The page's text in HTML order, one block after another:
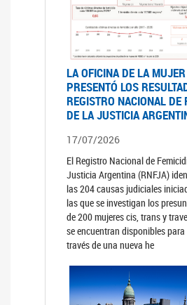
LA OFICINA DE LA
PRESENTÓ LOS
REGISTRO NACIONAL DE
DE LA JUSTICIA
17/07/2026
El Registro Nacional de
Justicia Argentina (RNFJA)
las 204 causas judiciales
las que se investigan los
de 200 mujeres cis, trans y
se encuentran disponibles
través de una nueva he